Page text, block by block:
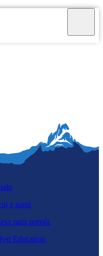
z nami
nam pomóc
Education